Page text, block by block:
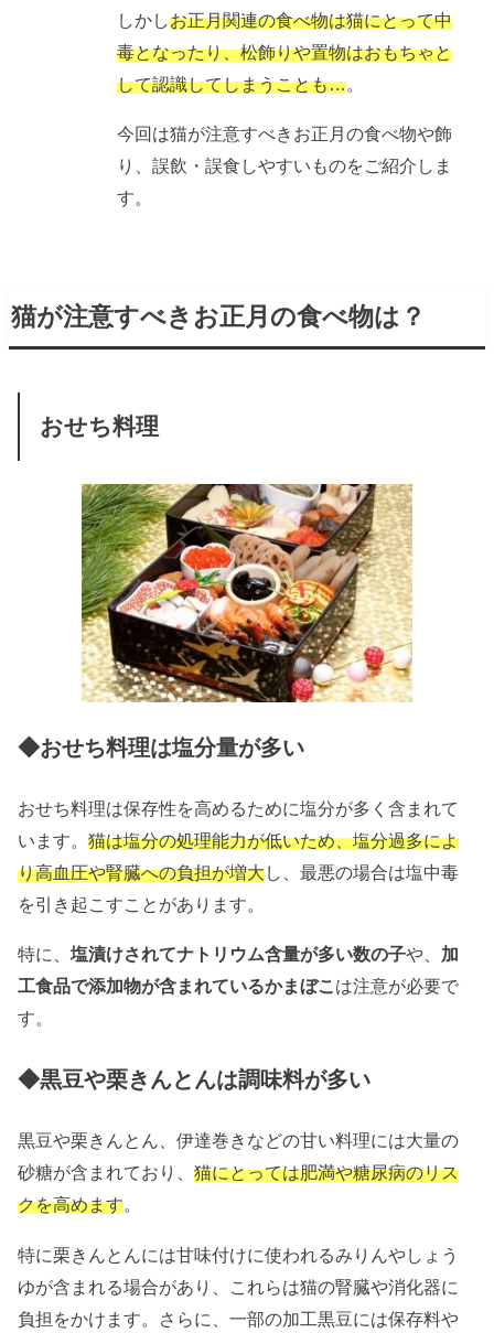
しかしお正月関連の食べ物は猫にとって中
毒となったり、松飾りや置物はおもちゃと
して認識してしまうことも…。
今回は猫が注意すべきお正月の食べ物や飾
り、誤飲・誤食しやすいものをご紹介しま
す。
猫が注意すべきお正月の食べ物は？
おせち料理
◆おせち料理は塩分量が多い
おせち料理は保存性を高めるために塩分が多く含まれて
います。猫は塩分の処理能力が低いため、塩分過多によ
り高血圧や腎臓への負担が増大し、最悪の場合は塩中毒
を引き起こすことがあります。
特に、塩漬けされてナトリウム含量が多い数の子や、 加
工食品で添加物が含まれているかまぼこ は注意が必要で
す。
◆黒豆や栗きんとんは調味料が多い
黒豆や栗きんとん、伊達巻きなどの甘い料理には大量の
砂糖が含まれており、猫にとっては肥満や糖尿病のリス
クを高めます。
特に栗きんとんには甘味付けに使われるみりんやしょう
ゆが含まれる場合があり、これらは猫の腎臓や消化器に
負担をかけます。さらに、一部の加工黒豆には保存料や